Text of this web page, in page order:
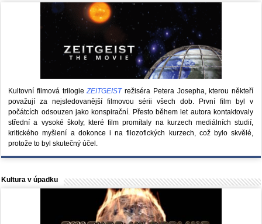
Kultovní filmová trilogieZEITGEISTrežiséra Petera Josepha, kterou někteří
považují za nejsledovanější filmovou sérii všech dob. První film byl v
počátcích odsouzen jako konspirační. Přesto během let autora kontaktovaly
střední a vysoké školy, které film promítaly na kurzech mediálních studií,
kritického myšlení a dokonce i na filozofických kurzech, což bylo skvělé,
protože to byl skutečný účel.
Kultura v úpadku